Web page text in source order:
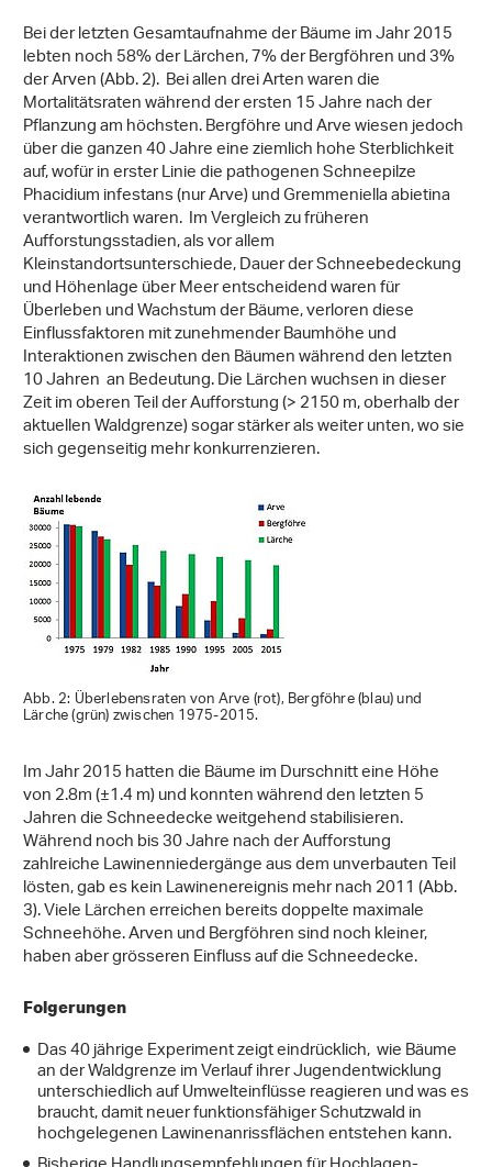
Bei der letzten Gesamtaufnahme der Bäume im Jahr 2015
lebten noch 58% der Lärchen, 7% der Bergföhren und 3%
der Arven (Abb. 2). Bei allen drei Arten waren die
Mortalitätsraten während der ersten 15 Jahre nach der
Pflanzung am höchsten. Bergföhre und Arve wiesen jedoch
über die ganzen 40 Jahre eine ziemlich hohe Sterblichkeit
auf, wofür in erster Linie die pathogenen Schneepilze
Phacidium infestans (nur Arve) und Gremmeniella abietina
verantwortlich waren. Im Vergleich zu früheren
Aufforstungsstadien, als vor allem
Kleinstandortsunterschiede, Dauer der Schneebedeckung
und Höhenlage über Meer entscheidend waren für
Überleben und Wachstum der Bäume, verloren diese
Einflussfaktoren mit zunehmender Baumhöhe und
Interaktionen zwischen den Bäumen während den letzten
10 Jahren an Bedeutung. Die Lärchen wuchsen in dieser
Zeit im oberen Teil der Aufforstung (> 2150 m, oberhalb der
aktuellen Waldgrenze) sogar stärker als weiter unten, wo sie
sich gegenseitig mehr konkurrenzieren.
Abb. 2: Überlebensraten von Arve (rot), Bergföhre (blau) und
Lärche (grün) zwischen 1975-2015.
Im Jahr 2015 hatten die Bäume im Durschnitt eine Höhe
von 2.8m (±1.4 m) und konnten während den letzten 5
Jahren die Schneedecke weitgehend stabilisieren.
Während noch bis 30 Jahre nach der Aufforstung
zahlreiche Lawinenniedergänge aus dem unverbauten Teil
lösten, gab es kein Lawinenereignis mehr nach 2011 (Abb.
3). Viele Lärchen erreichen bereits doppelte maximale
Schneehöhe. Arven und Bergföhren sind noch kleiner,
haben aber grösseren Einfluss auf die Schneedecke.
Folgerungen
Das 40 jährige Experiment zeigt eindrücklich, wie Bäume
an der Waldgrenze im Verlauf ihrer Jugendentwicklung
unterschiedlich auf Umwelteinflüsse reagieren und was es
braucht, damit neuer funktionsfähiger Schutzwald in
hochgelegenen Lawinenanrissflächen entstehen kann.